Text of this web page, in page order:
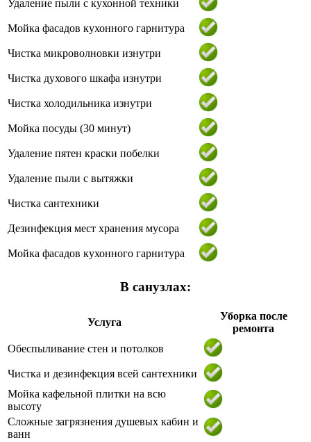
Удаление пыли с кухонной техники
Мойка фасадов кухонного гарнитура
Чистка микроволновки изнутри
Чистка духового шкафа изнутри
Чистка холодильника изнутри
Мойка посуды (30 минут)
Удаление пятен краски побелки
Удаление пыли с вытяжки
Чистка сантехники
Дезинфекция мест хранения мусора
Мойка фасадов кухонного гарнитура
В санузлах:
Услуга
Уборка после
ремонта
Обеспыливание стен и потолков
Чистка и дезинфекция всей сантехники
Мойка кафельной плитки на всю
высоту
Сложные загрязнения душевых кабин и
ванн